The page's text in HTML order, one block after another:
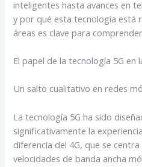
inteligentes hasta avances en
y por qué esta tecnología está
áreas es clave para
El papel de la tecnología 5G en
Un salto cualitativo en redes
La tecnología 5G ha sido
significativamente la
diferencia del 4G, que se
velocidades de banda ancha